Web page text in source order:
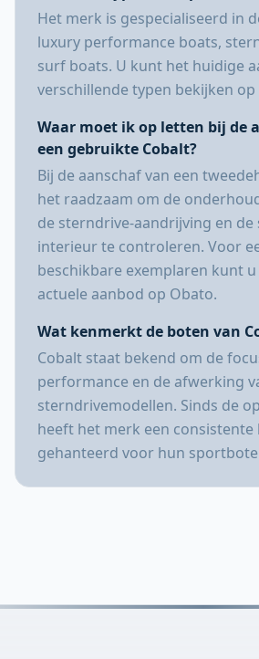
Het merk is gespecialiseerd in
luxury performance boats,
surf boats. U kunt het huidige
verschillende typen bekijken op
Waar moet ik op letten bij de
een gebruikte Cobalt?
Bij de aanschaf van een
het raadzaam om de
de sterndrive-aandrijving en de
interieur te controleren. Voor
beschikbare exemplaren kunt
actuele aanbod op Obato.
Wat kenmerkt de boten van
Cobalt staat bekend om de
performance en de afwerking
sterndrivemodellen. Sinds de
heeft het merk een consistente
gehanteerd voor hun